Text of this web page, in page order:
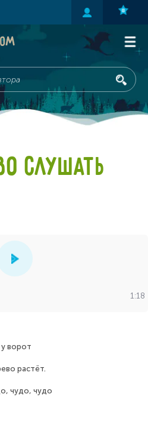
СЛУШАТЬ
1:18
ворот
растёт.
чудо, чудо